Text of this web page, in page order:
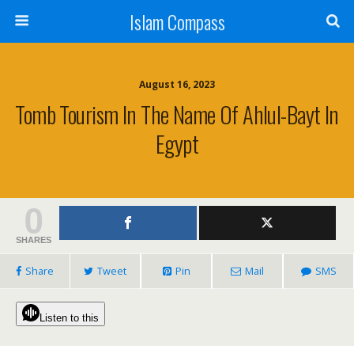
Islam Compass
August 16, 2023
Tomb Tourism In The Name Of Ahlul-Bayt In
Egypt
0
SHARES
Share Tweet Pin Mail SMS
Listen to this